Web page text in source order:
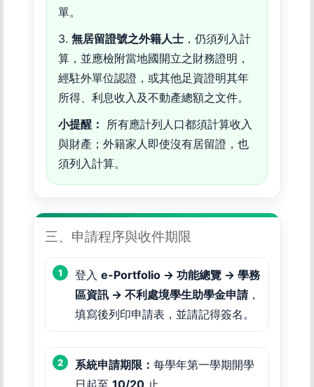
單。
3. 無居留證號之外籍人士 ，仍須列入計
算，並應檢附當地國開立之財務證明，
經駐外單位認證，或其他足資證明其年
所得、利息收入及不動產總額之文件。
小提醒：
所有應計列人口都須計算收入
與財產；外籍家人即使沒有居留證，也
須列入計算。
三、申請程序與收件期限
登入 e-Portfolio → 功能總覽 → 學務
區資訊 → 不利處境學生助學金申請，
填寫後列印申請表，並請記得簽名。
系統申請期限： 每學年第一學期開學
日起至 10/20 止。